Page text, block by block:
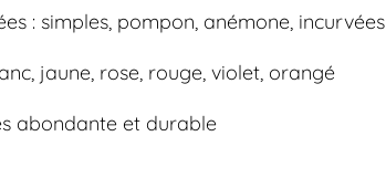
: simples, pompon, anémone, incurvées
jaune, rose, rouge, violet, orangé
abondante et durable